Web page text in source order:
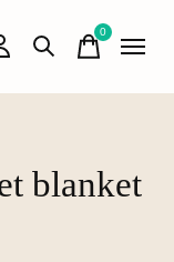
0items
blanket